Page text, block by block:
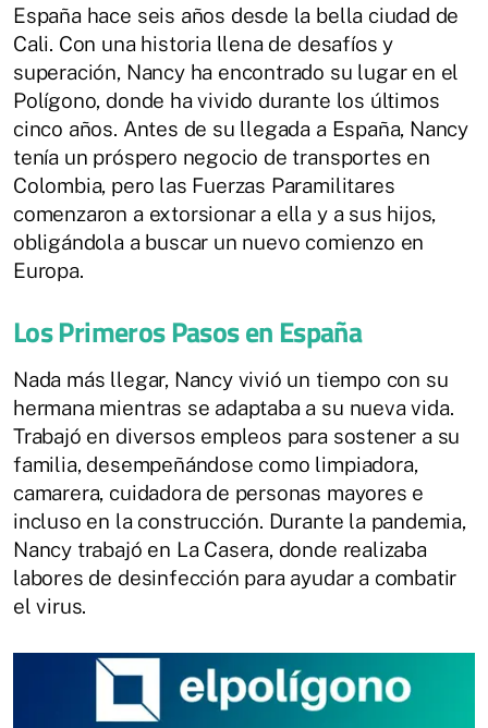
España hace seis años desde la bella ciudad de
Cali. Con una historia llena de desafíos y
superación, Nancy ha encontrado su lugar en el
Polígono, donde ha vivido durante los últimos
cinco años. Antes de su llegada a España, Nancy
tenía un próspero negocio de transportes en
Colombia, pero las Fuerzas Paramilitares
comenzaron a extorsionar a ella y a sus hijos,
obligándola a buscar un nuevo comienzo en
Europa.
Los Primeros Pasos en España
Nada más llegar, Nancy vivió un tiempo con su
hermana mientras se adaptaba a su nueva vida.
Trabajó en diversos empleos para sostener a su
familia, desempeñándose como limpiadora,
camarera, cuidadora de personas mayores e
incluso en la construcción. Durante la pandemia,
Nancy trabajó en La Casera, donde realizaba
labores de desinfección para ayudar a combatir
el virus.